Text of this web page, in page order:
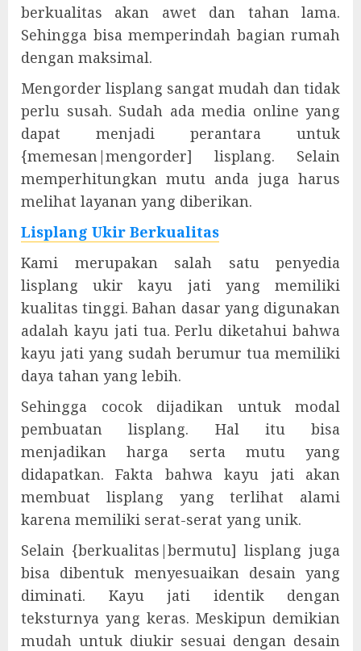
berkualitas akan awet dan tahan lama.
Sehingga bisa memperindah bagian rumah
dengan maksimal.
Mengorder lisplang sangat mudah dan tidak
perlu susah. Sudah ada media online yang
dapat menjadi perantara untuk
{memesan|mengorder] lisplang. Selain
memperhitungkan mutu anda juga harus
melihat layanan yang diberikan.
Lisplang Ukir Berkualitas
Kami merupakan salah satu penyedia
lisplang ukir kayu jati yang memiliki
kualitas tinggi. Bahan dasar yang digunakan
adalah kayu jati tua. Perlu diketahui bahwa
kayu jati yang sudah berumur tua memiliki
daya tahan yang lebih.
Sehingga cocok dijadikan untuk modal
pembuatan lisplang. Hal itu bisa
menjadikan harga serta mutu yang
didapatkan. Fakta bahwa kayu jati akan
membuat lisplang yang terlihat alami
karena memiliki serat-serat yang unik.
Selain {berkualitas|bermutu] lisplang juga
bisa dibentuk menyesuaikan desain yang
diminati. Kayu jati identik dengan
teksturnya yang keras. Meskipun demikian
mudah untuk diukir sesuai dengan desain